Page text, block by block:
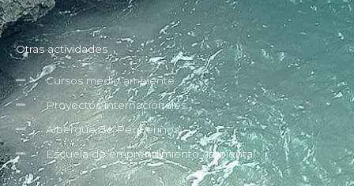
Otras actividades
Cursos medio ambiente
Proyectos internacionales
Albergue de Peguerinos
Escuela de emprendimiento ambiental